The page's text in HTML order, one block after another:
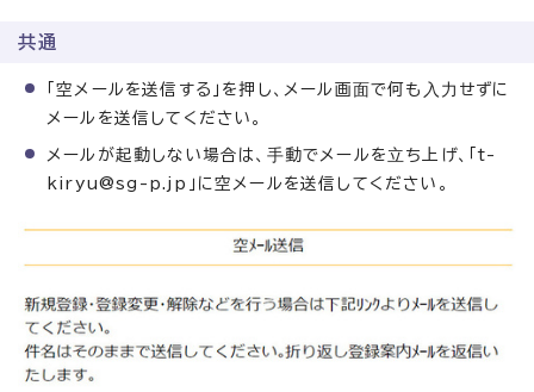
共通
「空メールを送信する」を押し、メール画⾯で何も⼊⼒せずに
メールを送信してください。
メールが起動しない場合は、⼿動でメールを⽴ち上げ、「t-
kiryu@sg-p.jp」に空メールを送信してください。